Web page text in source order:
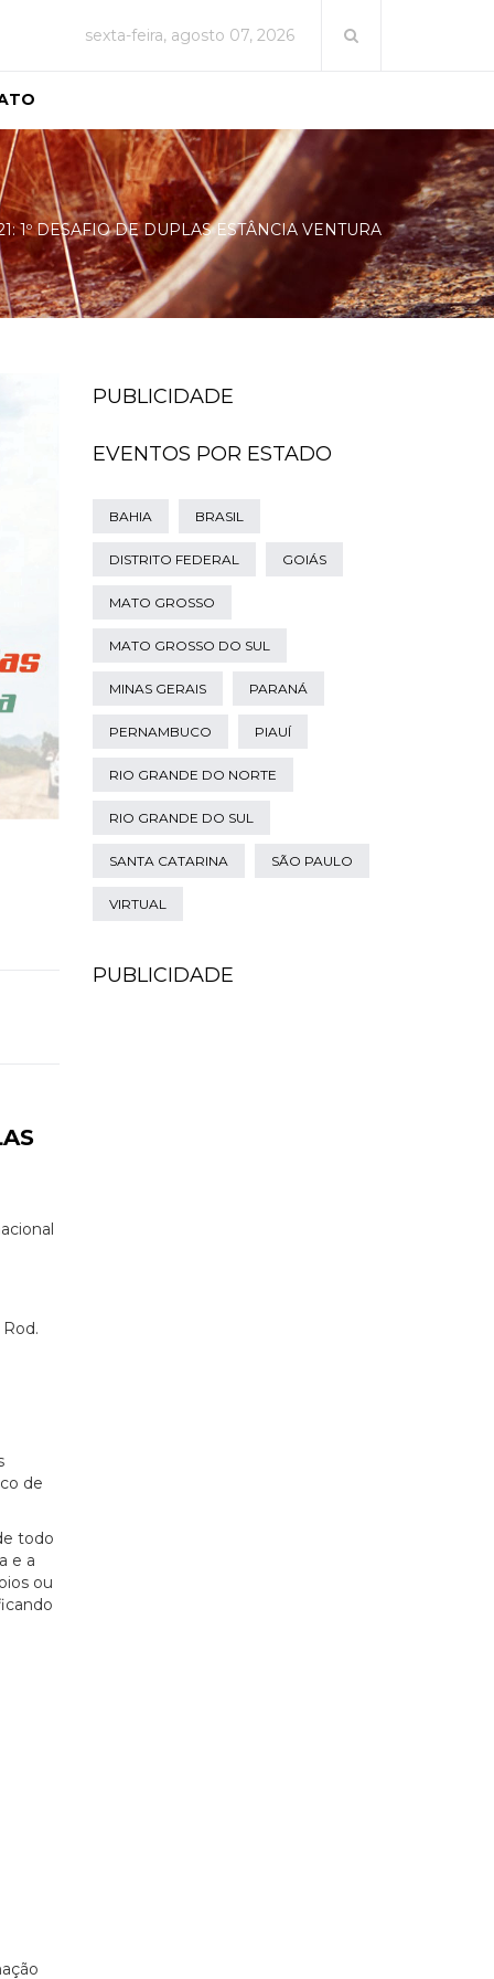
sexta-feira, agosto 07, 2026
1º DESAFIO DE DUPLAS ESTÂNCIA VENTURA
de
todo
e a
ou
PUBLICIDADE
EVENTOS POR ESTADO
BAHIA BRASIL
DISTRITO FEDERAL GOIÁS
MATO GROSSO
MATO GROSSO DO SUL
MINAS GERAIS PARANÁ
PERNAMBUCO PIAUÍ
RIO GRANDE DO NORTE
RIO GRANDE DO SUL
SANTA CATARINA SÃO PAULO
VIRTUAL
PUBLICIDADE